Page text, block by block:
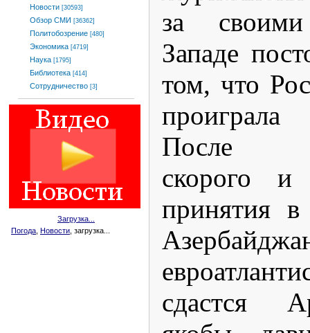
Новости [30593]
Обзор СМИ [36362]
Политобозрение [480]
Экономика [4719]
Наука [1795]
Библиотека [414]
Сотрудничество [3]
Загрузка...
Погода Новости , загрузка...
за
Западе
том, что
После
скорого и
принятия
сдастся